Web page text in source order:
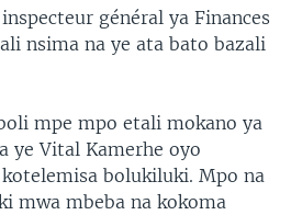
général ya Finances
nsima na ye ata bato bazali
mpe mpo etali mokano ya
ye Vital Kamerhe oyo
bolukiluki. Mpo na
mwa mbeba na kokoma